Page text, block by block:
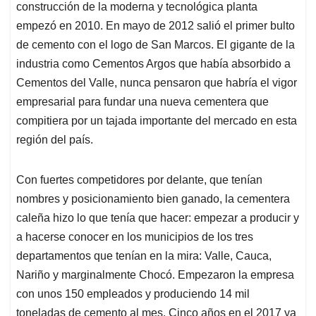
construcción de la moderna y tecnológica planta
empezó en 2010. En mayo de 2012 salió el primer bulto
de cemento con el logo de San Marcos. El gigante de la
industria como Cementos Argos que había absorbido a
Cementos del Valle, nunca pensaron que habría el vigor
empresarial para fundar una nueva cementera que
compitiera por un tajada importante del mercado en esta
región del país.
Con fuertes competidores por delante, que tenían
nombres y posicionamiento bien ganado, la cementera
caleña hizo lo que tenía que hacer: empezar a producir y
a hacerse conocer en los municipios de los tres
departamentos que tenían en la mira: Valle, Cauca,
Nariño y marginalmente Chocó. Empezaron la empresa
con unos 150 empleados y produciendo 14 mil
toneladas de cemento al mes. Cinco años en el 2017 ya